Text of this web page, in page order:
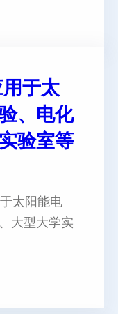
于太
、电化
验室等
太阳能电
大型大学实